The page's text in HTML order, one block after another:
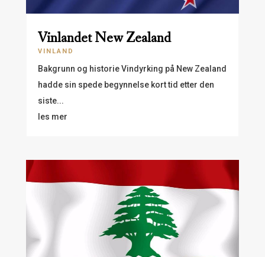
Vinlandet New Zealand
VINLAND
Bakgrunn og historie Vindyrking på New Zealand
hadde sin spede begynnelse kort tid etter den
siste...
les mer